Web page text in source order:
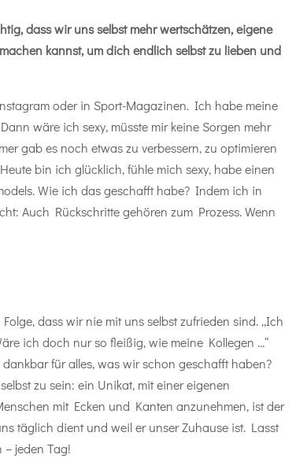
dass wir uns selbst mehr wertschätzen, eigene
kannst, um dich endlich selbst zu lieben und
oder in Sport-Magazinen. Ich habe meine
wäre ich sexy, müsste mir keine Sorgen mehr
gab es noch etwas zu verbessern, zu optimieren
bin ich glücklich, fühle mich sexy, habe einen
Wie ich das geschafft habe? Indem ich in
Auch Rückschritte gehören zum Prozess. Wenn
dass wir nie mit uns selbst zufrieden sind. „Ich
ich doch nur so fleißig, wie meine Kollegen …“
für alles, was wir schon geschafft haben?
zu sein: ein Unikat, mit einer eigenen
mit Ecken und Kanten anzunehmen, ist der
täglich dient und weil er unser Zuhause ist. Lasst
jeden Tag!